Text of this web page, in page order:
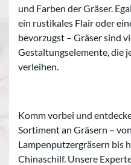
und Farben der Gräser.
ein rustikales Flair oder
bevorzugst – Gräser sind
Gestaltungselemente, die
verleihen.
Komm vorbei und
Sortiment an Gräsern –
Lampenputzergräsern bis
Chinaschilf. Unsere